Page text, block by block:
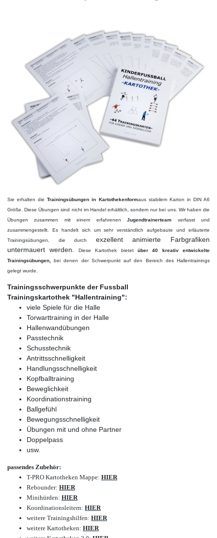
Sie erhalten dieTrainingsübungen in Kartothekenformaus stabilem Karton in DIN A6
Größe. Diese Übungen sind nicht im Handel erhältlich, sondern nur bei uns. Wir haben die
Übungen zusammen mit einem erfahrenenJugendtrainerteam verfasst und
zusammengestellt. Es handelt sich um sehr verständlich aufgebauteund erläuterte
Trainingsübungen, die durch exzellent animierte Farbgrafiken
untermauert werden.
Diese Kartothek bietet über 40 kreativ entwickelte
Trainingsübungen,bei denen der Schwerpunkt auf den Bereich des Hallentrainings
gelegt wurde.
Trainingsschwerpunkte der Fussball
Trainingskartothek "Hallentraining":
viele Spiele für die Halle
Torwarttraining in der Halle
Hallenwandübungen
Passtechnik
Schusstechnik
Antrittsschnelligkeit
Handlungsschnelligkeit
Kopfballtraining
Beweglichkeit
Koordinationstraining
Ballgefühl
Bewegungsschnelligkeit
Übungen mit und ohne Partner
Doppelpass
usw.
passendes Zubehör:
T-PRO Kartotheken Mappe: HIER
Rebounder: HIER
Minihürden: HIER
Koordinationsleitern: HIER
weitere Trainingshilfen: HIER
weitere Kartotheken: HIER